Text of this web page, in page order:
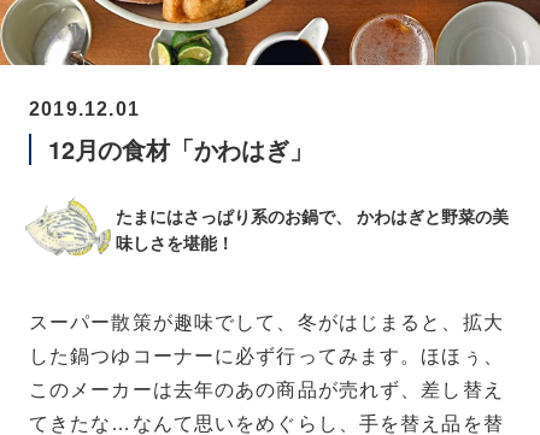
2019.12.01
12月の食材「かわはぎ」
たまにはさっぱり系のお鍋で、
かわはぎと野菜の美
味しさを堪能！
スーパー散策が趣味でして、冬がはじまると、拡大
した鍋つゆコーナーに必ず行ってみます。ほほぅ、
このメーカーは去年のあの商品が売れず、差し替え
てきたな…なんて思いをめぐらし、手を替え品を替